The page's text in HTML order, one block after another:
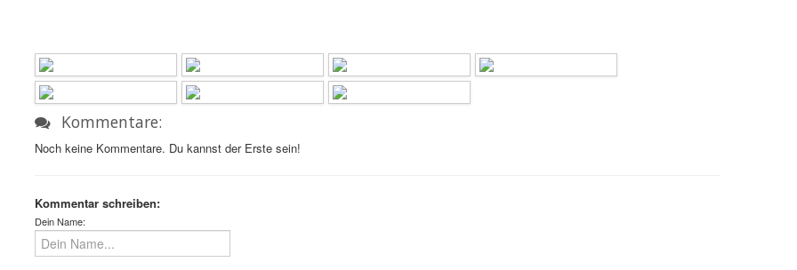
Kommentare:
Noch keine Kommentare. Du kannst der Erste sein!
Kommentar schreiben:
Dein Name: